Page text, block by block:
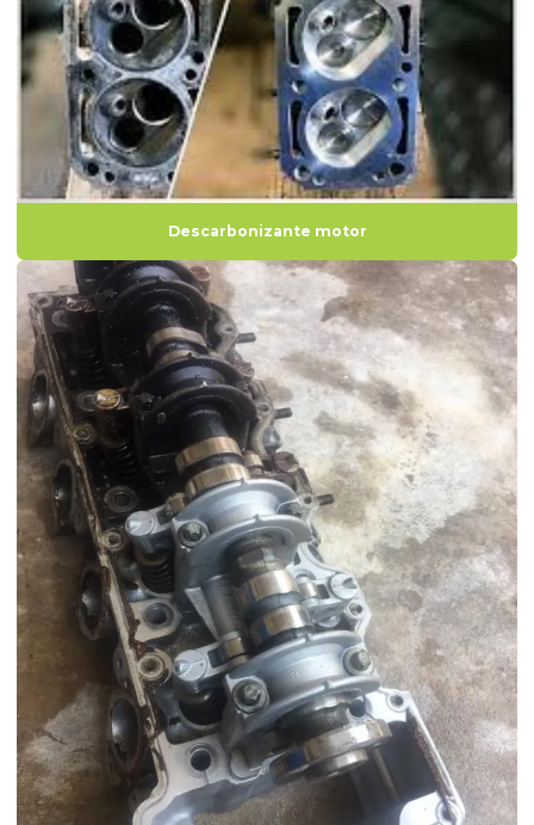
Produto químico descarbonizante
Removedor de pintura para motores
Removedor de tinta para motores
Descarbonizante motor